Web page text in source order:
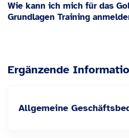
Wie kann ich mich für das
Grundlagen Training
Ergänzende
Allgemeine